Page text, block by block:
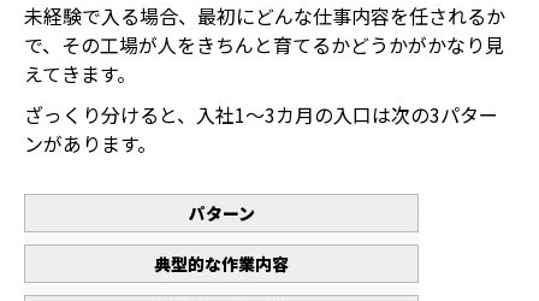
未経験で入る場合、最初にどんな仕事内容を任されるか
で、その工場が人をきちんと育てるかどうかがかなり見
えてきます。
ざっくり分けると、入社1〜3カ月の入口は次の3パター
ンがあります。
パターン
典型的な作業内容